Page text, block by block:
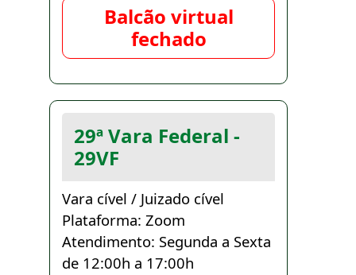
Balcão virtual
fechado
29ª Vara Federal -
29VF
Vara cível / Juizado cível
Plataforma: Zoom
Atendimento: Segunda a Sexta
de 12:00h a 17:00h